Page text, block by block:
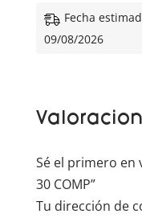
Fecha
09/08/2026
Sé el primero en
30 COMP”
Tu dirección de